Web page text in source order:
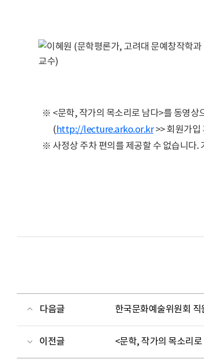
※ <문학, 작가의 목소리로 남다>를 동영상
(http://lecture.arko.or.kr>> 회원가입
※ 사정상 주차 편의를 제공할 수 없습니다.
다음글 한국문화예술위원회 직
이전글 <문학, 작가의 목소리